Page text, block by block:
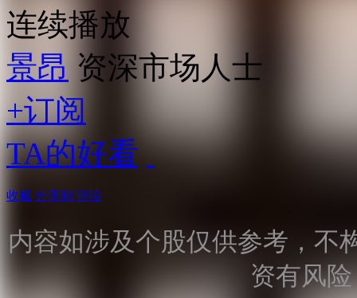
连续播放
景昂 资深市场人士
+订阅
TA的好看
收藏 分享到 评论
内容如涉及个股仅供参考，不
资有风